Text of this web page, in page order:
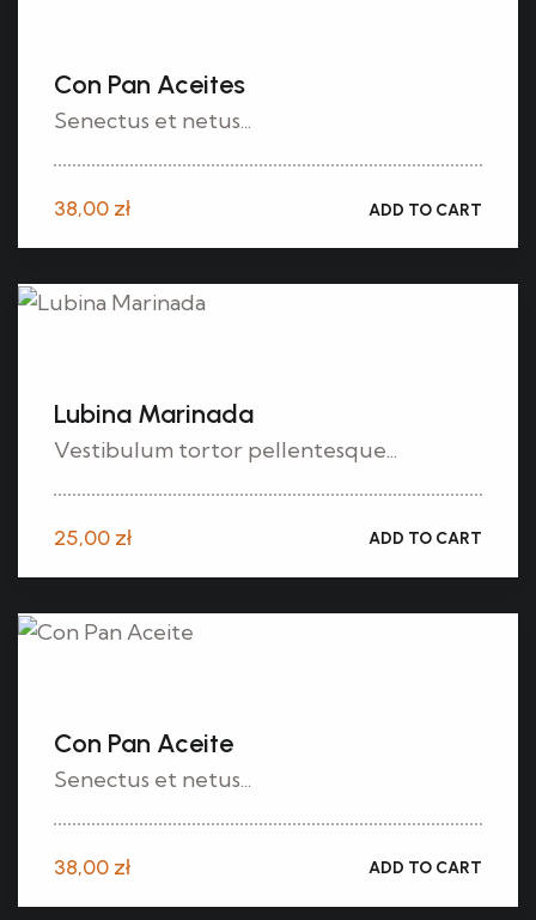
Con Pan Aceites
Senectus et netus...
38,00 zł ADD TO CART
Lubina Marinada
Vestibulum tortor pellentesque...
25,00 zł ADD TO CART
Con Pan Aceite
Senectus et netus...
38,00 zł ADD TO CART